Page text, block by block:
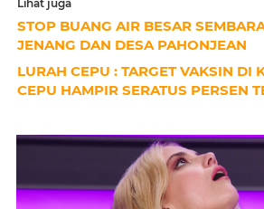
Lihat juga
STOP BUANG AIR BESAR
JENANG DAN DESA PAHONJEAN
LURAH CEPU : TARGET VAKSIN DI
CEPU HAMPIR SERATUS PERSEN